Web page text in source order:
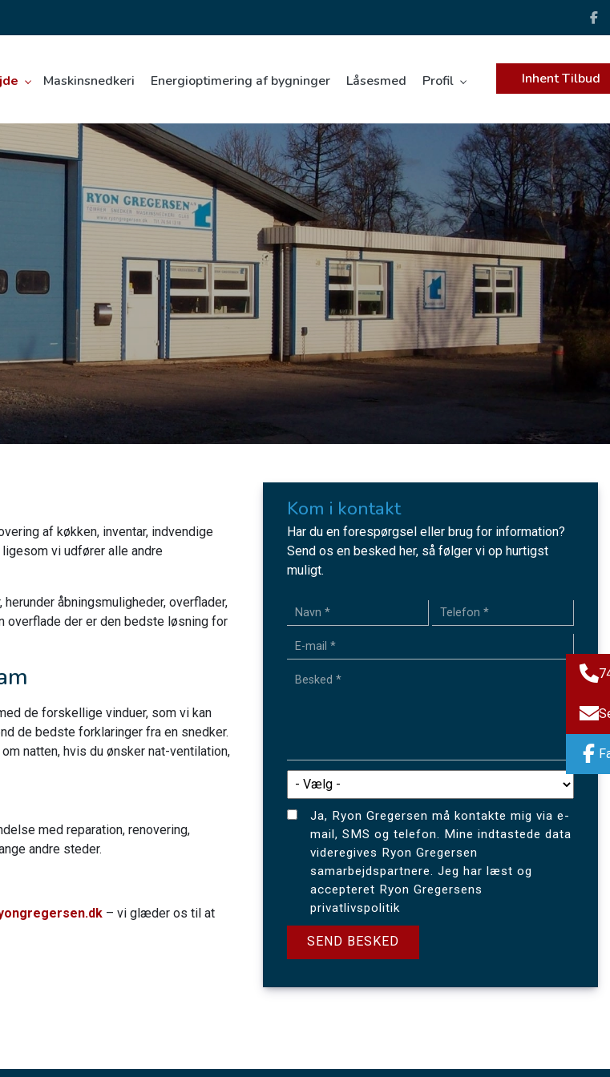
Maskinsnedkeri Energioptimering af bygninger Låsesmed Profil Inhent Tilbud
af køkken, inventar, indvendige
vi udfører alle andre
åbningsmuligheder, overflader,
overflade der er den bedste løsning for
de forskellige vinduer, som vi kan
de bedste forklaringer fra en snedker.
natten, hvis du ønsker nat-ventilation,
med reparation, renovering,
andre steder.
– vi glæder os til at
Kom i kontakt
Har du en forespørgsel eller brug for information?
Send os en besked her, så følger vi op hurtigst
muligt.
Ja, Ryon Gregersen må kontakte mig via e-
mail, SMS og telefon. Mine indtastede data
videregives Ryon Gregersen
samarbejdspartnere. Jeg har læst og
accepteret Ryon Gregersens
privatlivspolitik